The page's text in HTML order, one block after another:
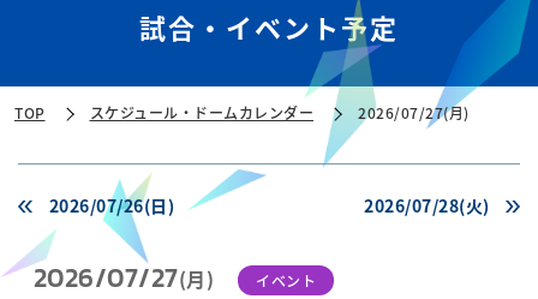
試合・イベント予定
TOP スケジュール・ドームカレンダー 2026/07/27(月)
2026/07/26(日) 2026/07/28(火)
2026/07/27(月) イベント